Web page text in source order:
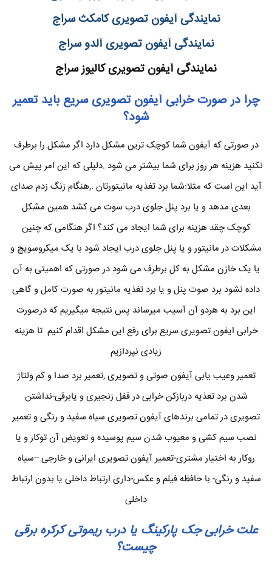
نمایندگی آیفون تصویری کامکث سراج
نمایندگی آیفون تصویری آلدو سراج
نمایندگی آیفون تصویری کالیوز سراج
چرا در صورت خرابی آیفون تصویری سریع باید تعمیر
شود؟
در صورتی که آیفون شما کوچک ترین مشکل دارد اگر مشکل را برطرف
نکنید هزینه هر روز برای شما بیشتر می شود .دلیلی که این امر پیش می
آید این است که مثلا:شما برد تغذیه مانیتورتان .,هنگام زنگ زدم صدای
بعدی مدهد و یا برد پنل جلوی درب سوت می کشد همین مشکل
کوچک چقد هزینه برای شما ایجاد می کند؟ اگر هنگامی که چنین
مشکلات در مانیتور و یا پنل جلوی درب ایجاد شود با یک میکروسویچ و
یا یک خازن مشکل به کل برطرف می شود در صورتی که اهمیتی به آن
داده نشود برد صوت پنل و یا برد تغذیه مانیتور به صورت کامل و گاهی
این برد به هردو آن آسیب میرساند پس نتیجه میگیریم که درصورت
خرابی ایفون تصویری سریع برای رفع این مشکل اقدام کنیم تا هزینه
زیادی نپردازیم
تعمیر وعیب یابی آیفون صوتی و تصویری ,تعمیر برد صدا و کم ولتاژ
شدن برد تعذیه دربازکن خرابی در قفل زنجیری و یابرقی-نداشتن
تصویری در تمامی برندهای آیفون تصویری سیاه سفید و رنگی و تعمیر
نصب سیم کشی و معیوب شدن سیم پوسیده و تعویض آن توکار و یا
روکار به اختیار مشتری-تعمیر آیفون تصویری ایرانی و خارجی –سیاه
سفید و رنگی- با حافظه فیلم و عکس-داری ارتباط داخلی یا بدون ارتباط
داخلی
علت خرابی جک پارکینگ یا درب ریموتی کرکره برقی
چیست؟